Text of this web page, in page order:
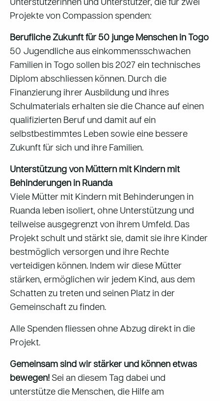
Unterstützerinnen und Unterstützer, die für zwei
Projekte von Compassion spenden:
Berufliche Zukunft für 50 junge Menschen in Togo
50 Jugendliche aus einkommensschwachen
Familien in Togo sollen bis 2027 ein technisches
Diplom abschliessen können. Durch die
Finanzierung ihrer Ausbildung und ihres
Schulmaterials erhalten sie die Chance auf einen
qualifizierten Beruf und damit auf ein
selbstbestimmtes Leben sowie eine bessere
Zukunft für sich und ihre Familien.
Unterstützung von Müttern mit Kindern mit
Behinderungen in Ruanda
Viele Mütter mit Kindern mit Behinderungen in
Ruanda leben isoliert, ohne Unterstützung und
teilweise ausgegrenzt von ihrem Umfeld. Das
Projekt schult und stärkt sie, damit sie ihre Kinder
bestmöglich versorgen und ihre Rechte
verteidigen können. Indem wir diese Mütter
stärken, ermöglichen wir jedem Kind, aus dem
Schatten zu treten und seinen Platz in der
Gemeinschaft zu finden.
Alle Spenden fliessen ohne Abzug direkt in die
Projekt.
Gemeinsam sind wir stärker und können etwas
bewegen! Sei an diesem Tag dabei und
unterstütze die Menschen, die Hilfe am